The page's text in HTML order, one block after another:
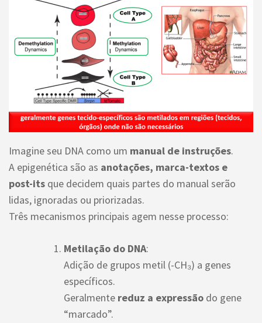
Imagine seu DNA como um manual de instruções.
A epigenética são as anotações, marca-textos e
post-its que decidem quais partes do manual serão
lidas, ignoradas ou priorizadas.
Três mecanismos principais agem nesse processo:
Metilação do DNA:
Adição de grupos metil (-CH₃) a genes
específicos.
Geralmente reduz a expressão do gene
“marcado”.